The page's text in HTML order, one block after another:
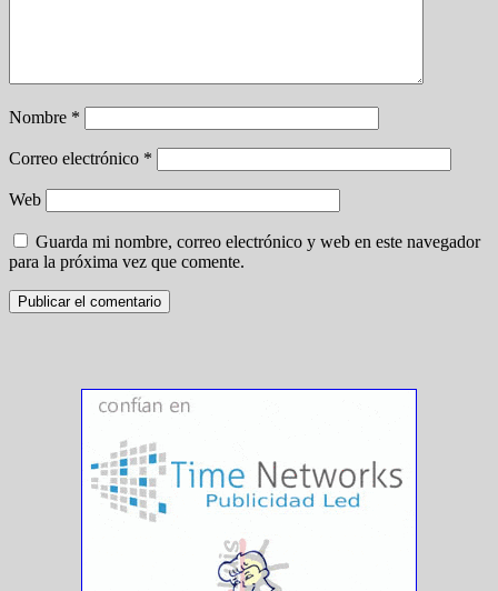
Nombre *
Correo electrónico *
Web
Guarda mi nombre, correo electrónico y web en este navegador
para la próxima vez que comente.